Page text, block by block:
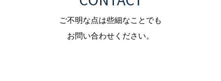
ご不明な点は些細なことでも
お問い合わせください。